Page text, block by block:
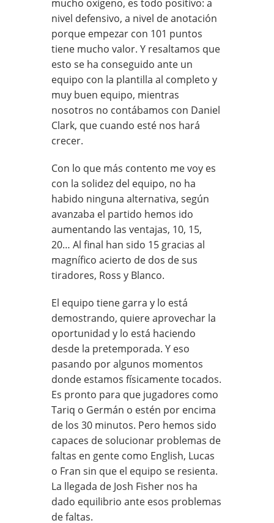
mucho oxígeno, es todo positivo: a
nivel defensivo, a nivel de anotación
porque empezar con 101 puntos
tiene mucho valor. Y resaltamos que
esto se ha conseguido ante un
equipo con la plantilla al completo y
muy buen equipo, mientras
nosotros no contábamos con Daniel
Clark, que cuando esté nos hará
crecer.
Con lo que más contento me voy es
con la solidez del equipo, no ha
habido ninguna alternativa, según
avanzaba el partido hemos ido
aumentando las ventajas, 10, 15,
20… Al final han sido 15 gracias al
magnífico acierto de dos de sus
tiradores, Ross y Blanco.
El equipo tiene garra y lo está
demostrando, quiere aprovechar la
oportunidad y lo está haciendo
desde la pretemporada. Y eso
pasando por algunos momentos
donde estamos físicamente tocados.
Es pronto para que jugadores como
Tariq o Germán o estén por encima
de los 30 minutos. Pero hemos sido
capaces de solucionar problemas de
faltas en gente como English, Lucas
o Fran sin que el equipo se resienta.
La llegada de Josh Fisher nos ha
dado equilibrio ante esos problemas
de faltas.